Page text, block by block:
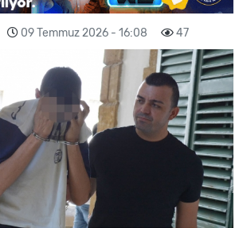
09 Temmuz 2026 - 16:08 47